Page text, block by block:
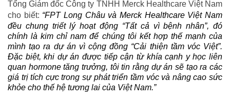
Tổng Giám đốc Công ty TNHH Merck Healthcare Việt Nam
cho biết: “FPT Long Châu và Merck Healthcare Việt Nam
đều chung triết lý hoạt động “Tất cả vì bệnh nhân”, đó
chính là kim chỉ nam để chúng tôi kết hợp thế mạnh của
mình tạo ra dự án vì cộng đồng “Cải thiện tầm vóc Việt”.
Đặc biệt, khi dự án được tiếp cận từ khía cạnh y học liên
quan hormone tăng trưởng, tôi tin rằng dự án sẽ tạo ra các
giá trị tích cực trong sự phát triển tầm vóc và nâng cao sức
khỏe cho thế hệ tương lai của Việt Nam.”